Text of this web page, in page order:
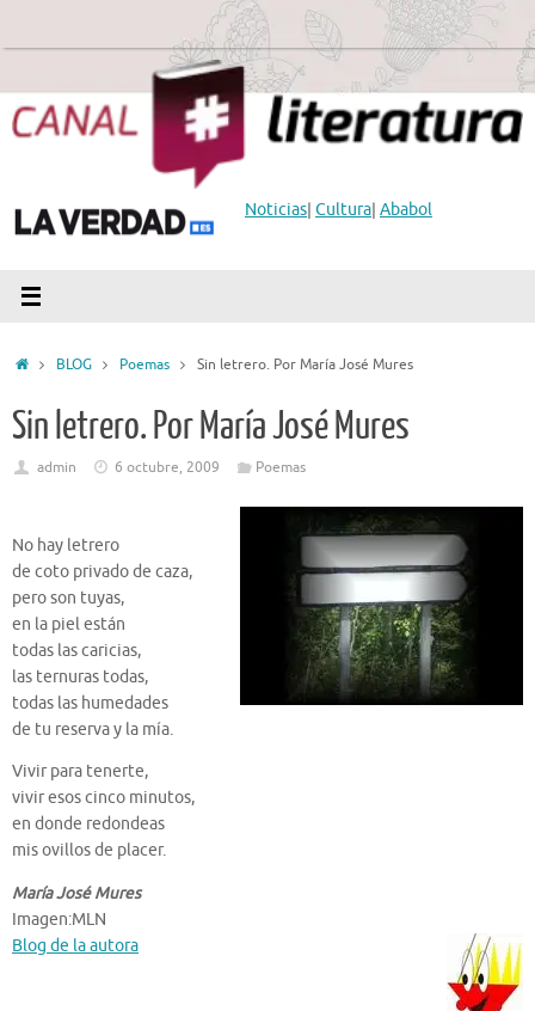
Noticias| Cultura| Ababol
InicioBLOG Poemas Sin letrero. Por María José Mures
Sin letrero. Por María José Mures
admin 6 octubre, 2009 Poemas
No hay letrero
de coto privado de caza,
pero son tuyas,
en la piel están
todas las caricias,
las ternuras todas,
todas las humedades
de tu reserva y la mía.
Vivir para tenerte,
vivir esos cinco minutos,
en donde redondeas
mis ovillos de placer.
María José Mures
Imagen:MLN
Blog de la autora